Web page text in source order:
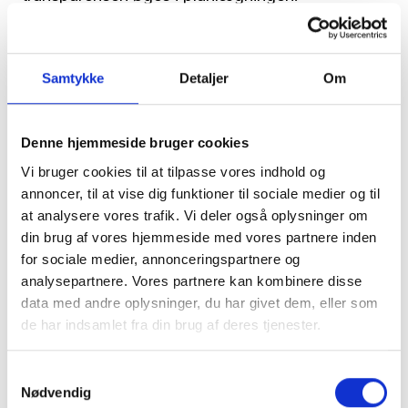
Samtykke Detaljer Om
Denne hjemmeside bruger cookies
Vi bruger cookies til at tilpasse vores indhold og
annoncer, til at vise dig funktioner til sociale medier og til
at analysere vores trafik. Vi deler også oplysninger om
din brug af vores hjemmeside med vores partnere inden
for sociale medier, annonceringspartnere og
analysepartnere. Vores partnere kan kombinere disse
data med andre oplysninger, du har givet dem, eller som
de har indsamlet fra din brug af deres tjenester.
Nødvendig
Christensen er netop dette en afgørende gevinst
ved projektet.
tavs viden, og vi forsøger hele tiden at afveje
hensyn og behov i forhold at lave gode planer.
Jeg håber, at det her projekt kan være med til at
gøre noget af den tavse viden til fælles viden,
og at det bliver mere klart, hvad jeg skal vægte
og prioritere i min planlægning, fortalte hun.
Hvad gør brugen af AI ved måden, hvorpå
man arbejder i kommunen?
nu at arbejde med kunstig intelligens, kræver